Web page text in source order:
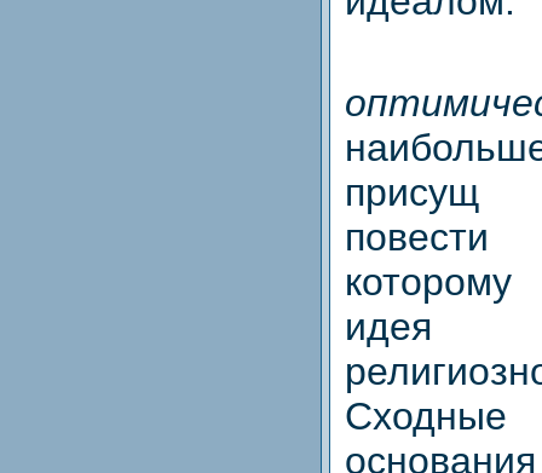
присущ
идея